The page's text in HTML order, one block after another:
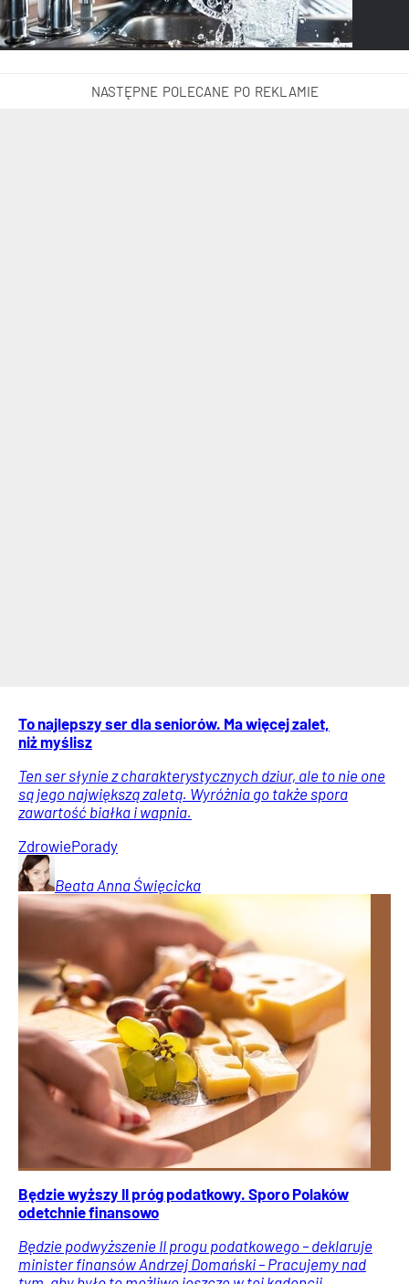
To najlepszy ser dla seniorów. Ma więcej zalet,
niż myślisz
Ten ser słynie z charakterystycznych dziur, ale to nie one
są jego największą zaletą. Wyróżnia go także spora
zawartość białka i wapnia.
ZdrowiePorady
Beata Anna Święcicka
Będzie wyższy II próg podatkowy. Sporo Polaków
odetchnie finansowo
Będzie podwyższenie II progu podatkowego – deklaruje
minister finansów Andrzej Domański – Pracujemy nad